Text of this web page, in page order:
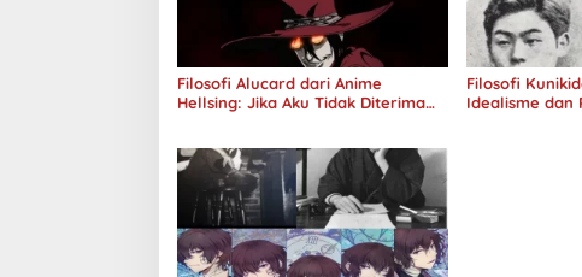
Filosofi Alucard dari Anime
Hellsing: Jika Aku Tidak Diterima
Filosofi
Idealisme dan